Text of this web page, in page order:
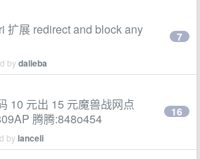
扩展 redirect and block any
bydalieba
7
10 元出 15 元魔兽战网点
腾腾:848o454
bylanceli
16